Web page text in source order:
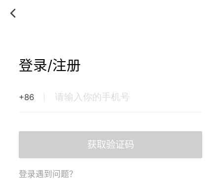
登录/注册
+86
获取验证码
登录遇到问题？